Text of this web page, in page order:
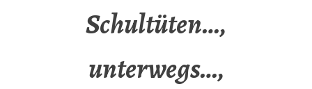
Schultüten…,
unterwegs…,